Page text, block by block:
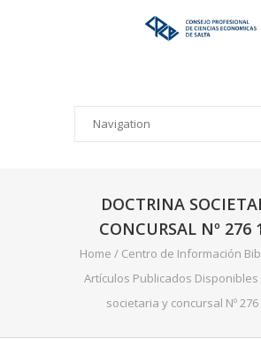
DOCTRINA
CONCURSAL Nº 276
Home / Centro de Información
Artículos Publicados Disponibles
societaria y concursal Nº